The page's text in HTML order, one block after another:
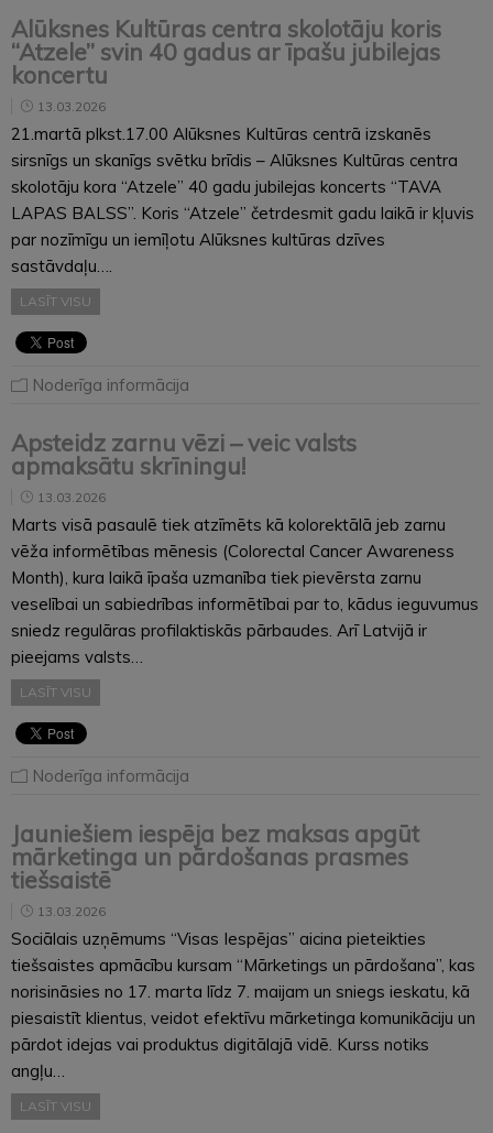
Alūksnes Kultūras centra skolotāju koris
“Atzele” svin 40 gadus ar īpašu jubilejas
koncertu
13.03.2026
21.martā plkst.17.00 Alūksnes Kultūras centrā izskanēs
sirsnīgs un skanīgs svētku brīdis – Alūksnes Kultūras centra
skolotāju kora “Atzele” 40 gadu jubilejas koncerts “TAVA
LAPAS BALSS”. Koris “Atzele” četrdesmit gadu laikā ir kļuvis
par nozīmīgu un iemīļotu Alūksnes kultūras dzīves
sastāvdaļu….
LASĪT VISU
Noderīga informācija
Apsteidz zarnu vēzi – veic valsts
apmaksātu skrīningu!
13.03.2026
Marts visā pasaulē tiek atzīmēts kā kolorektālā jeb zarnu
vēža informētības mēnesis (Colorectal Cancer Awareness
Month), kura laikā īpaša uzmanība tiek pievērsta zarnu
veselībai un sabiedrības informētībai par to, kādus ieguvumus
sniedz regulāras profilaktiskās pārbaudes. Arī Latvijā ir
pieejams valsts…
LASĪT VISU
Noderīga informācija
Jauniešiem iespēja bez maksas apgūt
mārketinga un pārdošanas prasmes
tiešsaistē
13.03.2026
Sociālais uzņēmums “Visas Iespējas” aicina pieteikties
tiešsaistes apmācību kursam “Mārketings un pārdošana”, kas
norisināsies no 17. marta līdz 7. maijam un sniegs ieskatu, kā
piesaistīt klientus, veidot efektīvu mārketinga komunikāciju un
pārdot idejas vai produktus digitālajā vidē. Kurss notiks
angļu…
LASĪT VISU